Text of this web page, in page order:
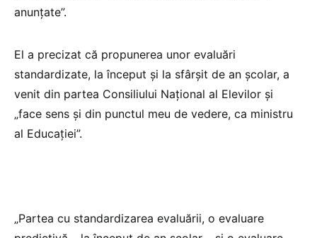
anunțate”.
El a precizat că propunerea unor evaluări
standardizate, la început și la sfârșit de an școlar, a
venit din partea Consiliului Național al Elevilor și
„face sens și din punctul meu de vedere, ca ministru
al Educației”.
„Partea cu standardizarea evaluării, o evaluare